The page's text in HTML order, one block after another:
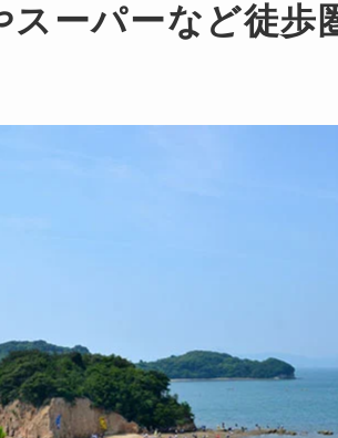
スーパーなど徒